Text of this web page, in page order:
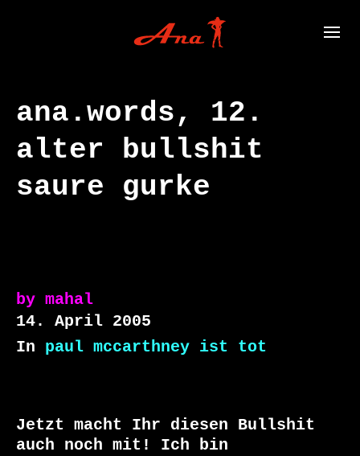
ana.words, 12.
alter bullshit
saure gurke
by mahal
14. April 2005
In paul mccarthney ist tot
Jetzt macht Ihr diesen Bullshit
auch noch mit! Ich bin